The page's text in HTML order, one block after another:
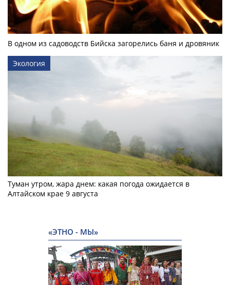
В одном из садоводств Бийска загорелись баня и дровяник
Экология
Туман утром, жара днем: какая погода ожидается в
Алтайском крае 9 августа
«ЭТНО - МЫ»